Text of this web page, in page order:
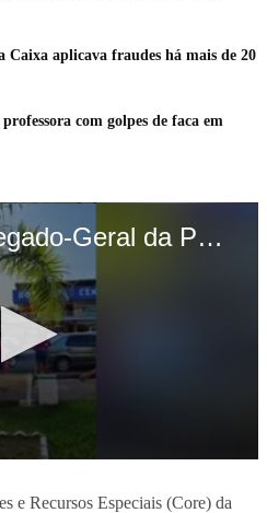
aplicava fraudes há mais de 20
com golpes de faca em
e Recursos Especiais (Core) da